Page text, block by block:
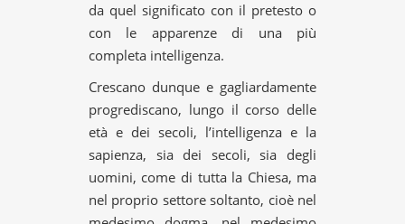
da quel significato con il pretesto o
con le apparenze di una più
completa intelligenza.
Crescano dunque e gagliardamente
progrediscano, lungo il corso delle
età e dei secoli, l’intelligenza e la
sapienza, sia dei secoli, sia degli
uomini, come di tutta la Chiesa, ma
nel proprio settore soltanto, cioè nel